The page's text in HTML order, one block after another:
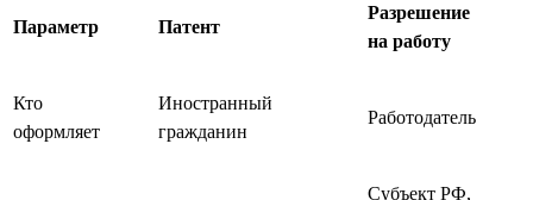
Параметр Патент
Разрешение
на работу
Кто
оформляет
Иностранный
гражданин
Работодатель
Субъект РФ,